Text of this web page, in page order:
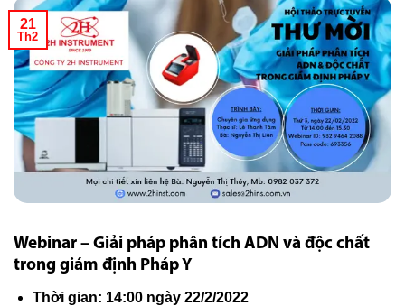
21
Th2
Webinar – Giải pháp phân tích ADN và độc chất
trong giám định Pháp Y
Thời gian: 14:00 ngày 22/2/2022